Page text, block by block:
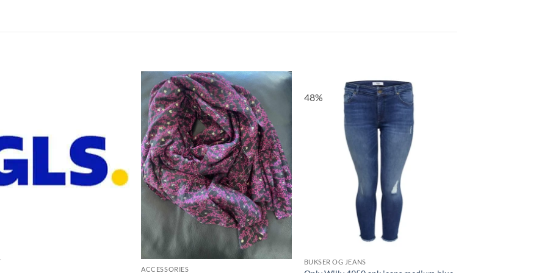
Tilføj til
ønskeliste
ACCESSORIES
48%
ønskeliste
BUKSER OG JEANS